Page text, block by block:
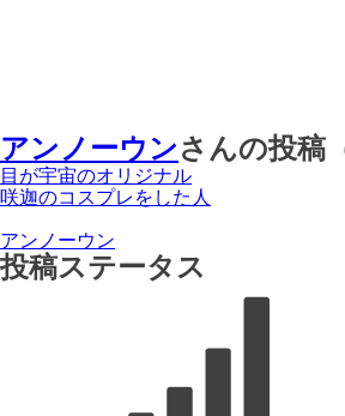
アンノーウンさんの投稿
目が宇宙のオリジナル
咲迦のコスプレをした人
アンノーウン
投稿ステータス